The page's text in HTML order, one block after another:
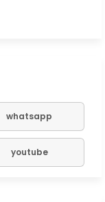
whatsapp
youtube